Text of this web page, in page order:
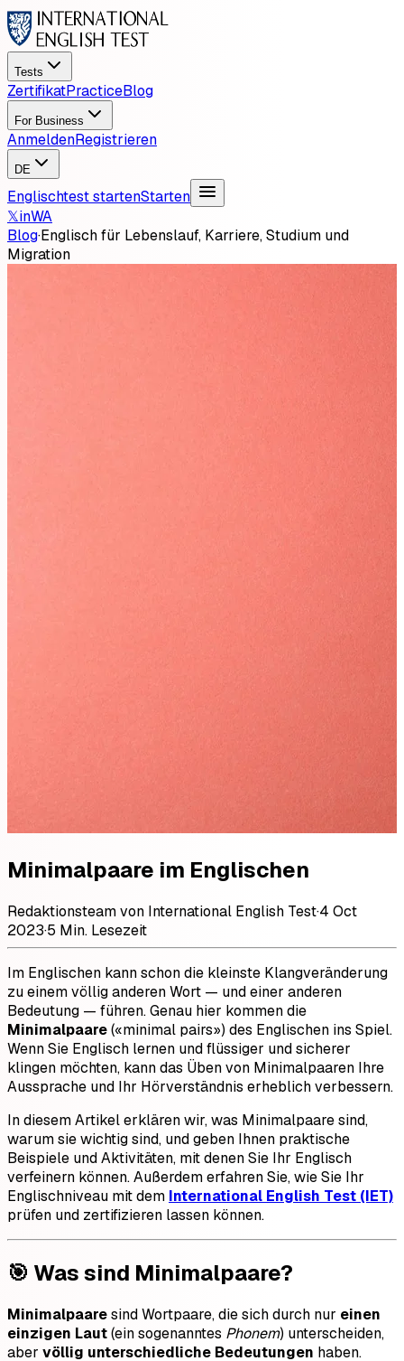
Tests
ZertifikatPracticeBlog
For Business
AnmeldenRegistrieren
DE
Englischtest startenStarten
𝕏inWA
Blog·Englisch für Lebenslauf, Karriere, Studium und
Migration
Minimalpaare im Englischen
Redaktionsteam von International English Test·4 Oct
2023·5 Min. Lesezeit
Im Englischen kann schon die kleinste Klangveränderung
zu einem völlig anderen Wort — und einer anderen
Bedeutung — führen. Genau hier kommen die
Minimalpaare(«minimal pairs») des Englischen ins Spiel.
Wenn Sie Englisch lernen und flüssiger und sicherer
klingen möchten, kann das Üben von Minimalpaaren Ihre
Aussprache und Ihr Hörverständnis erheblich verbessern.
In diesem Artikel erklären wir, was Minimalpaare sind,
warum sie wichtig sind, und geben Ihnen praktische
Beispiele und Aktivitäten, mit denen Sie Ihr Englisch
verfeinern können. Außerdem erfahren Sie, wie Sie Ihr
Englischniveau mit dem International English Test (IET)
prüfen und zertifizieren lassen können.
🎯 Was sind Minimalpaare?
Minimalpaaresind Wortpaare, die sich durch nur einen
einzigen Laut(ein sogenanntes Phonem) unterscheiden,
aber völlig unterschiedliche Bedeutungen haben.